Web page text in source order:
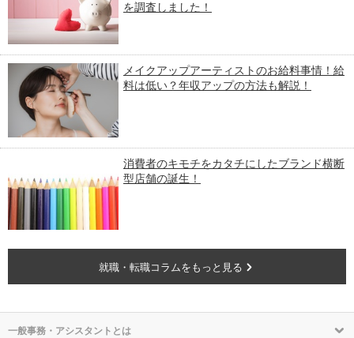
を調査しました！
メイクアップアーティストのお給料事情！給
料は低い？年収アップの方法も解説！
消費者のキモチをカタチにしたブランド横断
型店舗の誕生！
就職・転職コラムをもっと見る
一般事務・アシスタントとは